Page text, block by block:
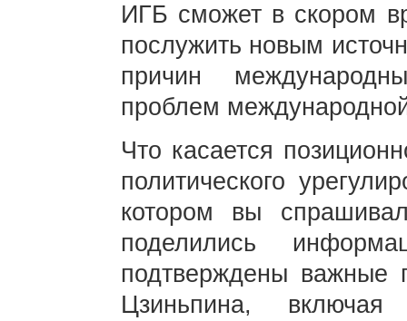
ИГБ сможет в скором
послужить новым
причин
проблем
Что касается
политического
котором вы
поделились
подтверждены важные
Цзиньпина,